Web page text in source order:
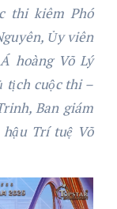
thi kiêm Phó
Ủy viên
hoàng Võ Lý
tịch cuộc thi –
Ban giám
hậu Trí tuệ Võ